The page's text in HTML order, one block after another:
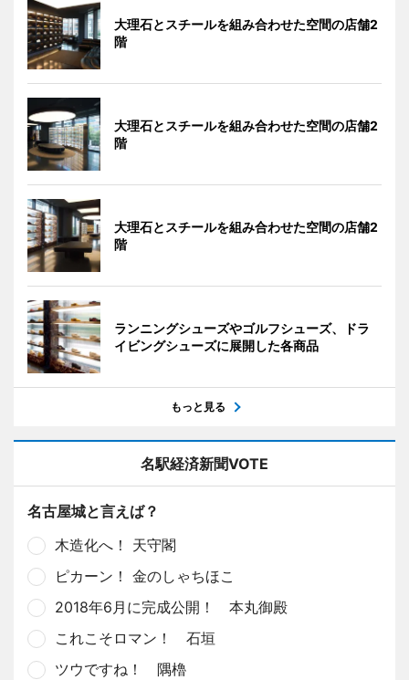
大理石とスチールを組み合わせた空間の店舗2
階
大理石とスチールを組み合わせた空間の店舗2
階
大理石とスチールを組み合わせた空間の店舗2
階
ランニングシューズやゴルフシューズ、ドラ
イビングシューズに展開した各商品
もっと見る
名駅経済新聞VOTE
名古屋城と言えば？
木造化へ！ 天守閣
ピカーン！ 金のしゃちほこ
2018年6月に完成公開！ 本丸御殿
これこそロマン！ 石垣
ツウですね！ 隅櫓